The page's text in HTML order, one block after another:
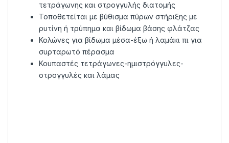
τετράγωνης και στρογγυλής διατομής
Τοποθετείται με βύθισμα πύρων στήριξης με
ρυτίνη ή τρύπημα και βίδωμα βάσης φλάτζας
Κολώνες για βίδωμα μέσα-έξω ή λαμάκι πι για
συρταρωτό πέρασμα
Κουπαστές τετράγωνες-ημιστρόγγυλες-
στρογγυλές και λάμας